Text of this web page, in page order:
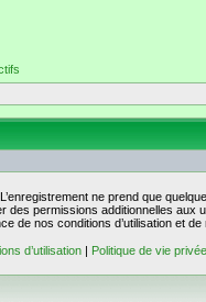
ne prend que
des permissions additionnelles aux
de nos conditions d’utilisation et
d’utilisation| Politique de vie privée